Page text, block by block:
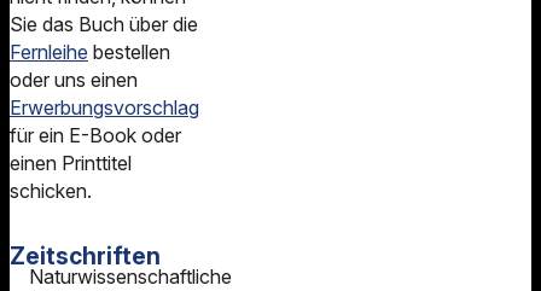
Sie das Buch über die
Fernleihe bestellen
oder uns einen
Erwerbungsvorschlag
für ein E-Book oder
einen Printtitel
schicken.
Zeitschriften
Naturwissenschaftliche